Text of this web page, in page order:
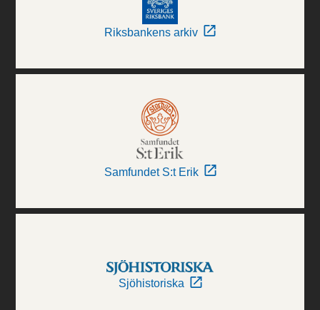
Riksbankens arkiv
Samfundet S:t Erik
Sjöhistoriska